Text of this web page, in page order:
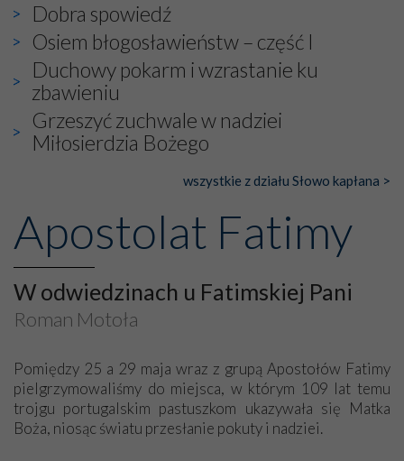
Dobra spowiedź
Osiem błogosławieństw – część I
Duchowy pokarm i wzrastanie ku
zbawieniu
Grzeszyć zuchwale w nadziei
Miłosierdzia Bożego
wszystkie z działu Słowo kapłana >
Apostolat Fatimy
W odwiedzinach u Fatimskiej Pani
Roman Motoła
Pomiędzy 25 a 29 maja wraz z grupą Apostołów Fatimy
pielgrzymowaliśmy do miejsca, w którym 109 lat temu
trojgu portugalskim pastuszkom ukazywała się Matka
Boża, niosąc światu przesłanie pokuty i nadziei.